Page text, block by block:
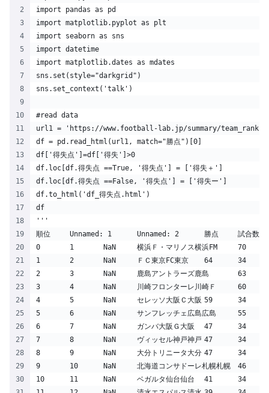
import pandas as pd
import matplotlib.pyplot as plt
import seaborn as sns
import datetime
import matplotlib.dates as mdates
sns.set(style="darkgrid")
sns.set_context('talk')
#read data
url1 = 'https://www.football-lab.jp/summary/
df = pd.read_html(url1, match="勝点")[0]
df['得失点']=df['得失']>0
df.loc[df.得失点 ==True, '得失点'] = ['得失＋']
df.loc[df.得失点 ==False, '得失点'] = ['得失ー']
df.to_html('df_得失点.html')
df
'''